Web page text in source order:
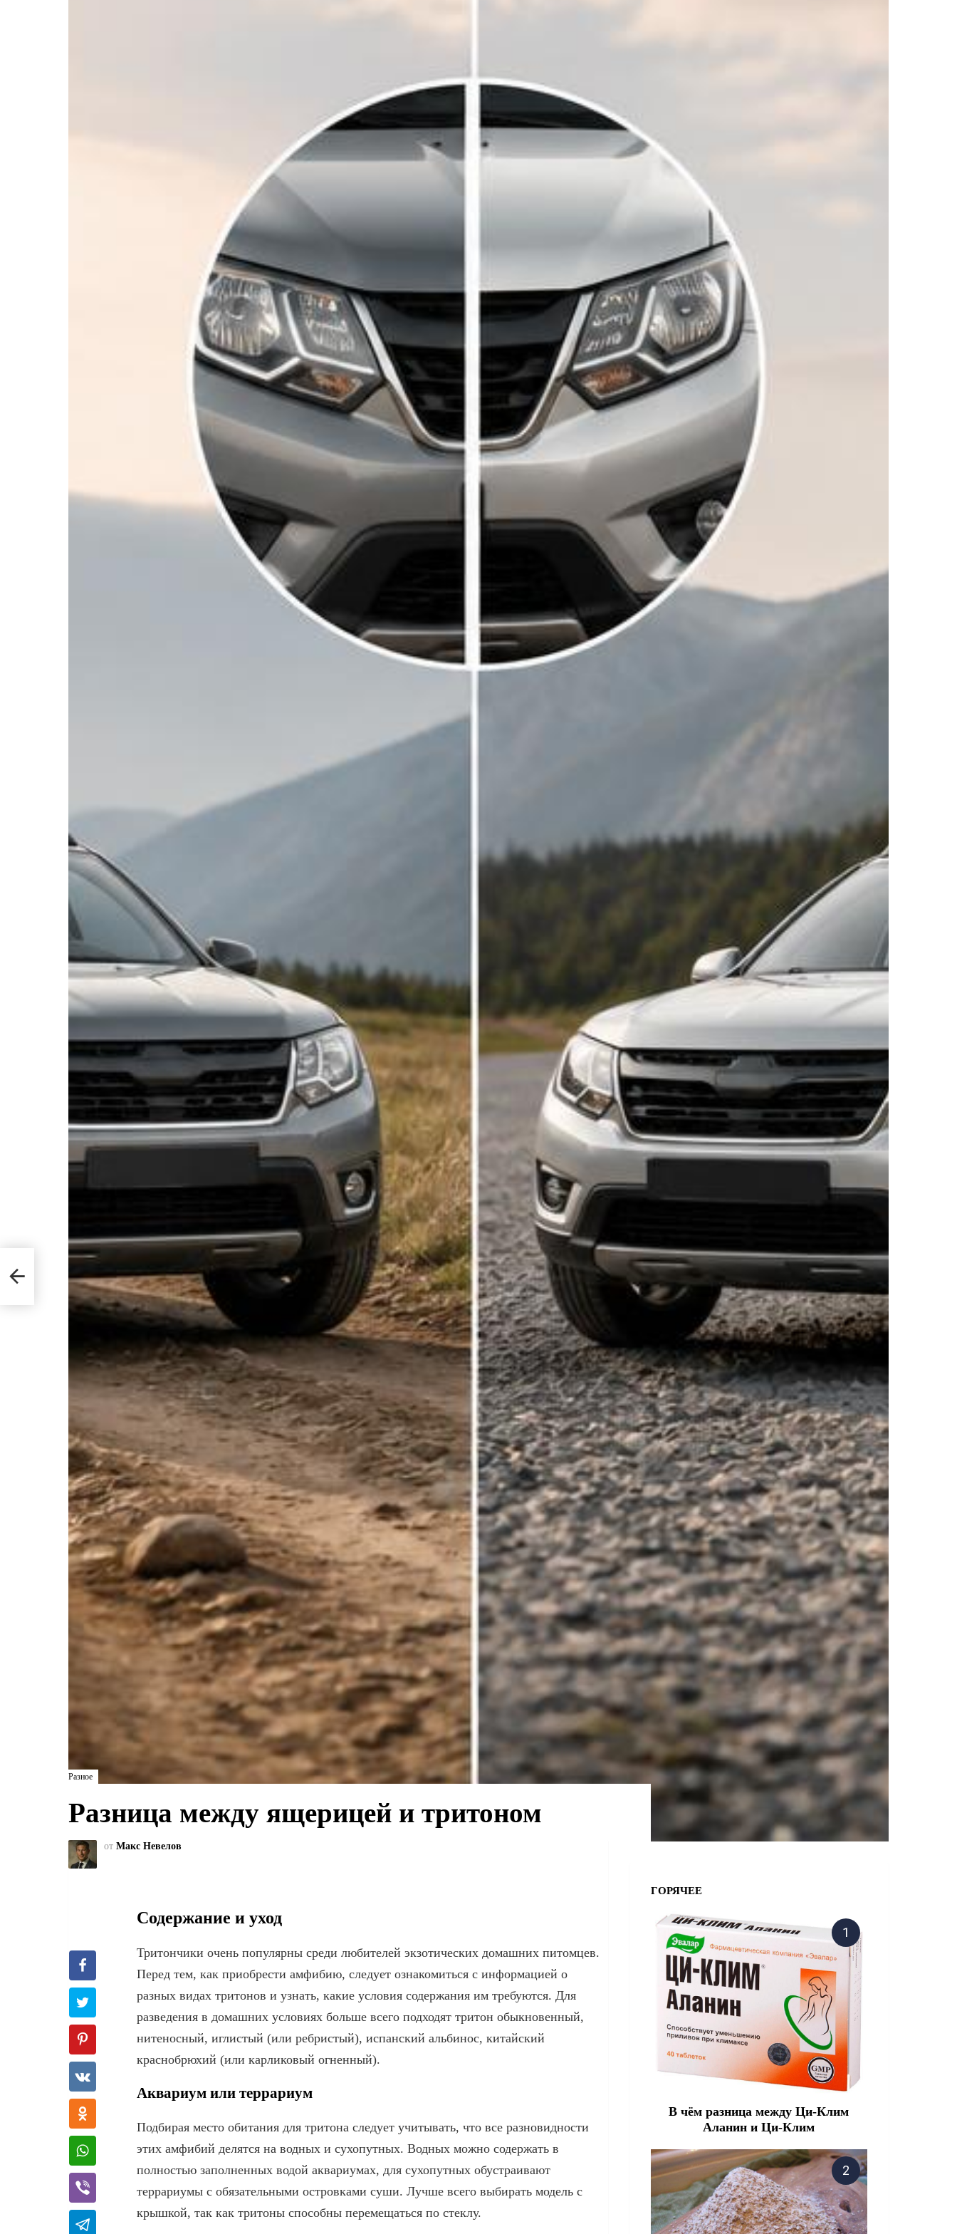
Разное
Разница между ящерицей и тритоном
от Макс Невелов
Содержание и уход
Тритончики очень популярны среди любителей экзотических домашних питомцев.
Перед тем, как приобрести амфибию, следует ознакомиться с информацией о
разных видах тритонов и узнать, какие условия содержания им требуются. Для
разведения в домашних условиях больше всего подходят тритон обыкновенный,
нитеносный, иглистый (или ребристый), испанский альбинос, китайский
краснобрюхий (или карликовый огненный).
Аквариум или террариум
Подбирая место обитания для тритона следует учитывать, что все разновидности
этих амфибий делятся на водных и сухопутных. Водных можно содержать в
полностью заполненных водой аквариумах, для сухопутных обустраивают
террариумы с обязательными островками суши. Лучше всего выбирать модель с
крышкой, так как тритоны способны перемещаться по стеклу.
ГОРЯЧЕЕ
В чём разница между Ци-Клим
Аланин и Ци-Клим